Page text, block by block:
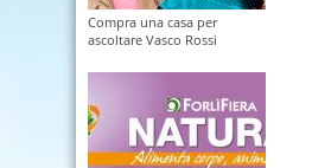
Compra una casa per
ascoltare Vasco Rossi